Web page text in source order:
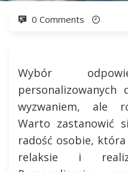
0 Comments
Wybór
wyzwaniem, ale
Warto zastanowić
radość osobie,
relaksie i